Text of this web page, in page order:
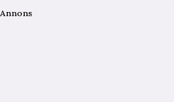
Annons